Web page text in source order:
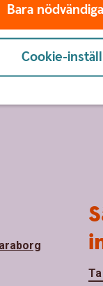
Bara
Cookie-